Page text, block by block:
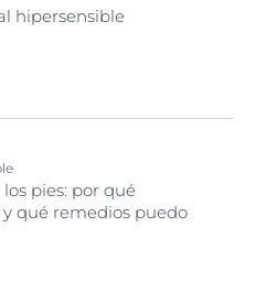
hipersensible
pies: por qué
y qué remedios puedo